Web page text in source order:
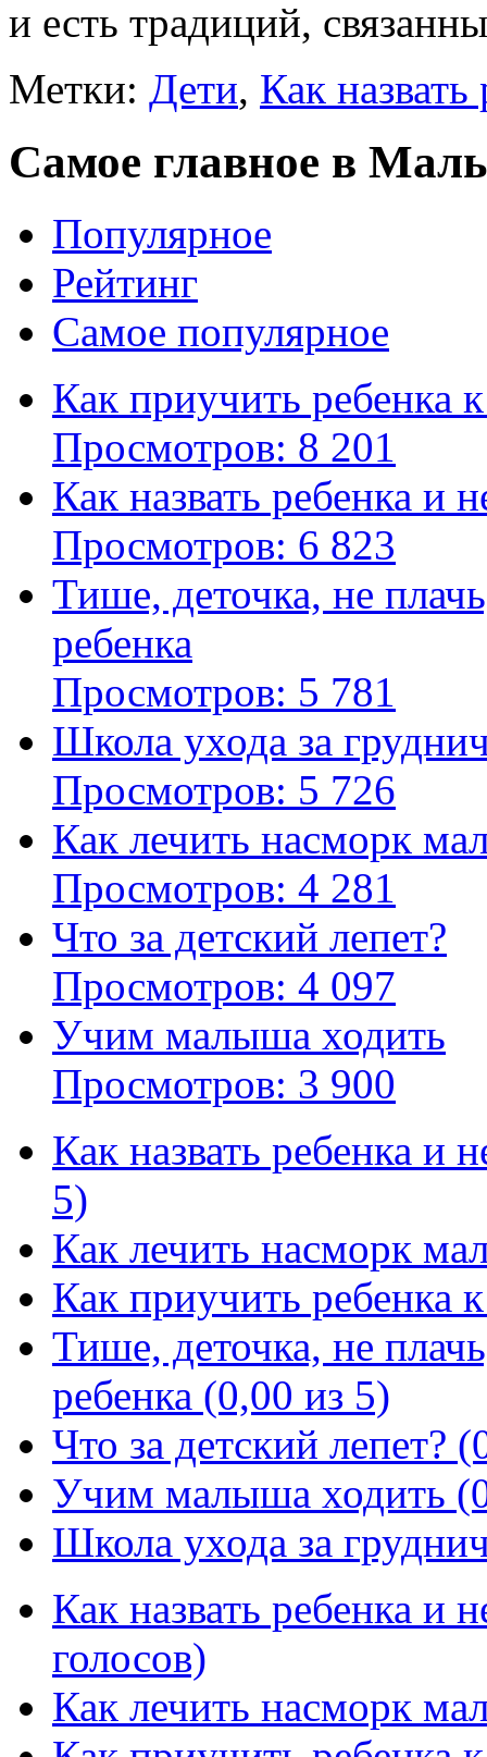
и есть традиций,
Метки: Дети, Как назвать
Самое главное в
Популярное
Рейтинг
Самое популярное
Как приучить ребенка
Просмотров: 8 201
Как назвать ребенка и
Просмотров: 6 823
Тише, деточка, не
ребенка
Просмотров: 5 781
Школа ухода за
Просмотров: 5 726
Как лечить насморк
Просмотров: 4 281
Что за детский лепет?
Просмотров: 4 097
Учим малыша ходить
Просмотров: 3 900
Как назвать ребенка и
5)
Как лечить насморк
Как приучить ребенка
Тише, деточка, не
ребенка (0,00 из 5)
Что за детский лепет?
Учим малыша ходить
Школа ухода за
Как назвать ребенка и
голосов)
Как лечить насморк